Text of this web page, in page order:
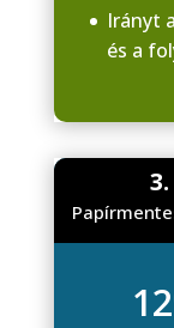
Irányt
és a